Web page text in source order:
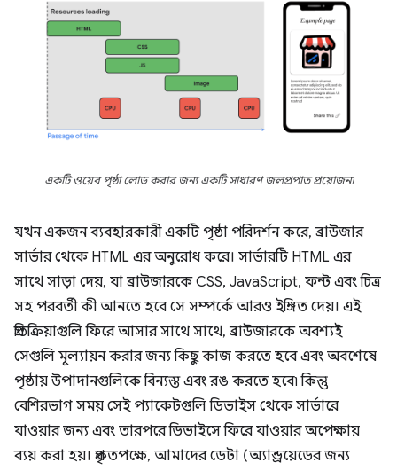
একটি ওয়েব পৃষ্ঠা লোড করার জন্য একটি সাধারণ জলপ্রপাত প্রয়োজন৷
যখন একজন ব্যবহারকারী একটি পৃষ্ঠা পরিদর্শন করে, ব্রাউজার
সার্ভার থেকে HTML এর অনুরোধ করে। সার্ভারটি HTML এর
সাথে সাড়া দেয়, যা ব্রাউজারকে CSS, JavaScript, ফন্ট এবং চিত্র
সহ পরবর্তী কী আনতে হবে সে সম্পর্কে আরও ইঙ্গিত দেয়। এই
প্রতিক্রিয়াগুলি ফিরে আসার সাথে সাথে, ব্রাউজারকে অবশ্যই
সেগুলি মূল্যায়ন করার জন্য কিছু কাজ করতে হবে এবং অবশেষে
পৃষ্ঠায় উপাদানগুলিকে বিন্যস্ত এবং রঙ করতে হবে৷ কিন্তু
বেশিরভাগ সময় সেই প্যাকেটগুলি ডিভাইস থেকে সার্ভারে
যাওয়ার জন্য এবং তারপরে ডিভাইসে ফিরে যাওয়ার অপেক্ষায়
ব্যয় করা হয়। প্রকৃতপক্ষে, আমাদের ডেটা (অ্যান্ড্রয়েডের জন্য